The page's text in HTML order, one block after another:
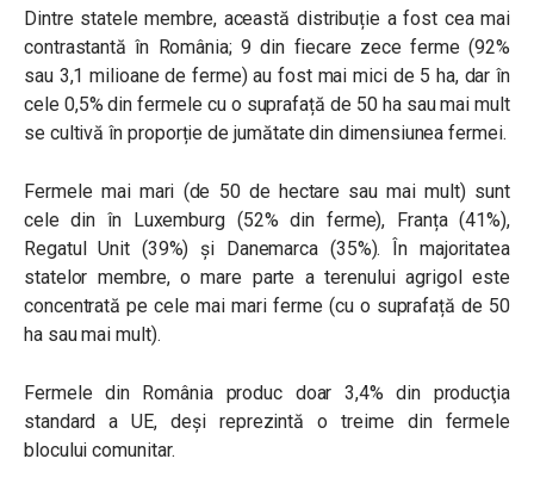
Dintre statele membre, această distribuție a fost cea mai
contrastantă în România; 9 din fiecare zece ferme (92%
sau 3,1 milioane de ferme) au fost mai mici de 5 ha, dar în
cele 0,5% din fermele cu o suprafață de 50 ha sau mai mult
se cultivă în proporție de jumătate din dimensiunea fermei.
Fermele mai mari (de 50 de hectare sau mai mult) sunt
cele din în Luxemburg (52% din ferme), Franța (41%),
Regatul Unit (39%) și Danemarca (35%). În majoritatea
statelor membre, o mare parte a terenului agrigol este
concentrată pe cele mai mari ferme (cu o suprafață de 50
ha sau mai mult).
Fermele din România produc doar 3,4% din producţia
standard a UE, deși reprezintă o treime din fermele
blocului comunitar.